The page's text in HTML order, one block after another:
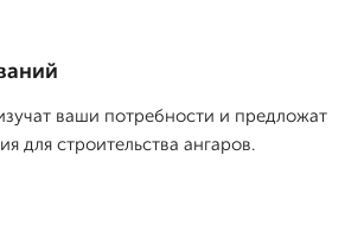
ваши потребности и предложат
для строительства ангаров.